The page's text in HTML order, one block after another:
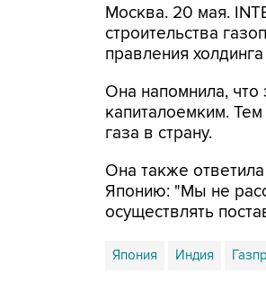
Москва. 20 мая.
строительства
правления
Она напомнила, что
капиталоемким.
газа в страну.
Она также
Японию: "Мы не
осуществлять
Япония Индия